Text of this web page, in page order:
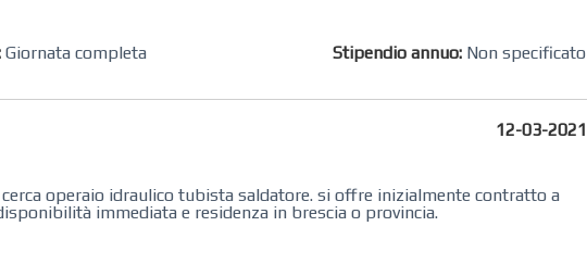
Giornata completa Stipendio annuo: Non specificato
12-03-2021
operaio idraulico tubista saldatore. si offre inizialmente contratto a
immediata e residenza in brescia o provincia.